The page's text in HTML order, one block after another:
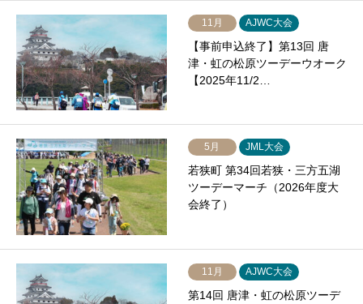
11月 AJWC大会
【事前申込終了】第13回 唐
津・虹の松原ツーデーウオーク
【2025年11/2…
5月 JML大会
若狭町 第34回若狭・三方五湖
ツーデーマーチ（2026年度大
会終了）
11月 AJWC大会
第14回 唐津・虹の松原ツーデ